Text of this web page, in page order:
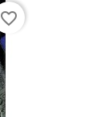
favorite_border